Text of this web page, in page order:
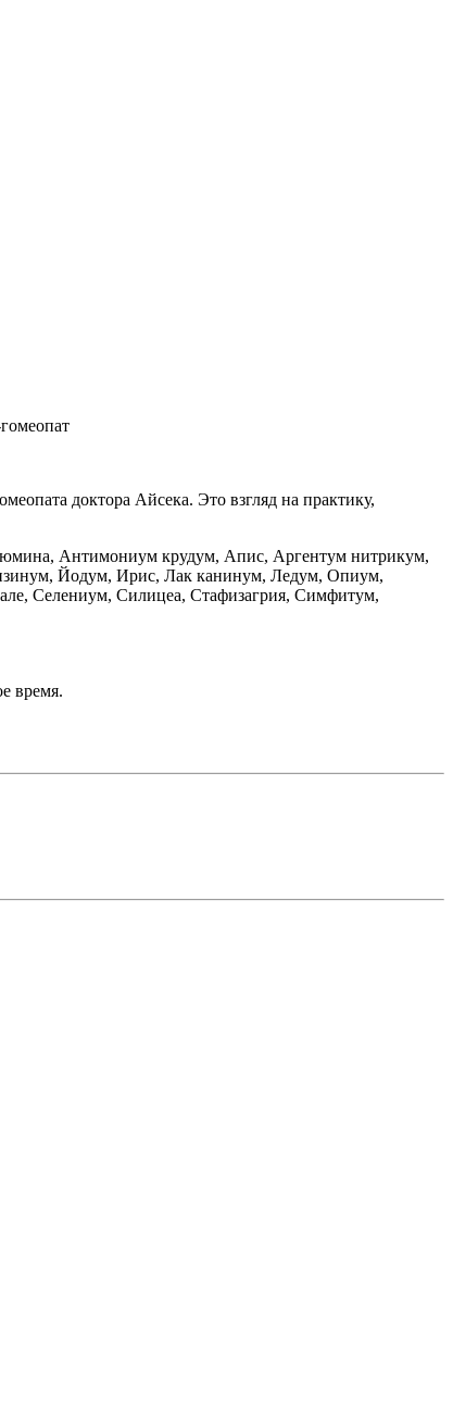
доктора Айсека. Это взгляд на практику,
Антимониум крудум, Апис, Аргентум нитрикум,
Йодум, Ирис, Лак канинум, Ледум, Опиум,
Селениум, Силицеа, Стафизагрия, Симфитум,
время.